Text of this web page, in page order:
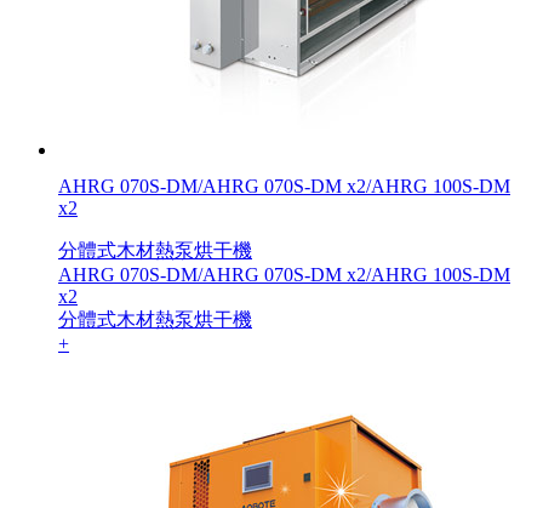
AHRG 070S-DM/AHRG 070S-DM x2/AHRG 100S-DM
x2
分體式木材熱泵烘干機
AHRG 070S-DM/AHRG 070S-DM x2/AHRG 100S-DM
x2
分體式木材熱泵烘干機
+